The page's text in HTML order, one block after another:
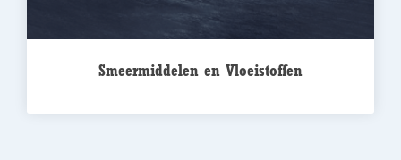
Smeermiddelen en Vloeistoffen